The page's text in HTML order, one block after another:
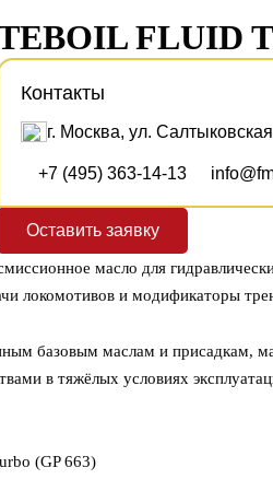
FLUID
Контакты
г. Москва, ул.
+7 (495) 363-14-13
Оставить заявку
масло для
локомотивов и модификаторы
базовым маслам и присадкам,
в тяжёлых условиях
(GP 663)